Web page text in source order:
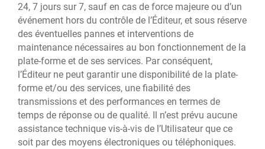
24, 7 jours sur 7, sauf en cas de force majeure ou d’un
événement hors du contrôle de l’Éditeur, et sous réserve
des éventuelles pannes et interventions de
maintenance nécessaires au bon fonctionnement de la
plate-forme et de ses services. Par conséquent,
l’Éditeur ne peut garantir une disponibilité de la plate-
forme et/ou des services, une fiabilité des
transmissions et des performances en termes de
temps de réponse ou de qualité. Il n’est prévu aucune
assistance technique vis-à-vis de l’Utilisateur que ce
soit par des moyens électroniques ou téléphoniques.